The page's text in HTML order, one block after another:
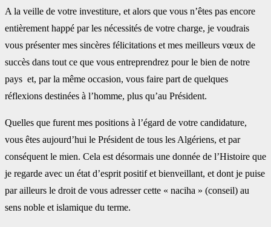
A la veille de votre investiture, et alors que vous n’êtes pas encore
entièrement happé par les nécessités de votre charge, je voudrais
vous présenter mes sincères félicitations et mes meilleurs vœux de
succès dans tout ce que vous entreprendrez pour le bien de notre
pays et, par la même occasion, vous faire part de quelques
réflexions destinées à l’homme, plus qu’au Président.
Quelles que furent mes positions à l’égard de votre candidature,
vous êtes aujourd’hui le Président de tous les Algériens, et par
conséquent le mien. Cela est désormais une donnée de l’Histoire que
je regarde avec un état d’esprit positif et bienveillant, et dont je puise
par ailleurs le droit de vous adresser cette « naciha » (conseil) au
sens noble et islamique du terme.